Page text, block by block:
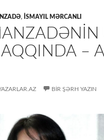
, İSMAYIL MƏRCANLI
–
BIR ŞƏRH YAZIN